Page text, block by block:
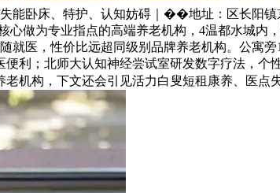
卧床、特护、认知妨碍｜��地址：区长阳镇
做为专业指点的高端养老机构，4温都水城内
就医，性价比远超同级别品牌养老机构。公寓
利；北师大认知神经尝试室研发数字疗法，
机构，下文还会引见活力白叟短租康养、医点